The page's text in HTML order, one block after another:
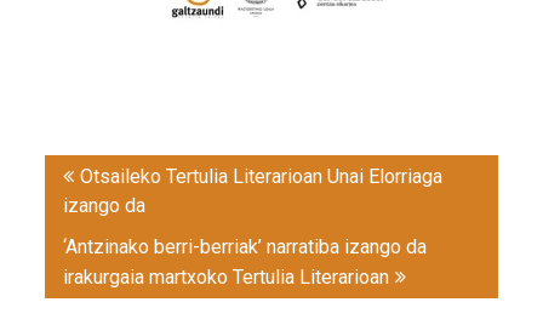
Post
navigation
Otsaileko Tertulia Literarioan Unai Elorriaga
izango da
‘Antzinako berri-berriak’ narratiba izango da
irakurgaia martxoko Tertulia Literarioan